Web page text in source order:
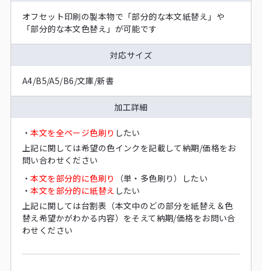
オフセット印刷の製本物で「部分的な本文紙替え」や
「部分的な本文色替え」が可能です
対応サイズ
A4/B5/A5/B6/文庫/新書
加工詳細
・本文を全ページ色刷り したい
上記に関しては希望の色インクを記載して納期/価格をお
問い合わせください
・本文を部分的に色刷り
（単・多色刷り）したい
・本文を部分的に紙替え したい
上記に関しては台割表（本文中のどの部分を紙替え＆色
替え希望かがわかる内容）をそえて納期/価格をお問い合
わせください